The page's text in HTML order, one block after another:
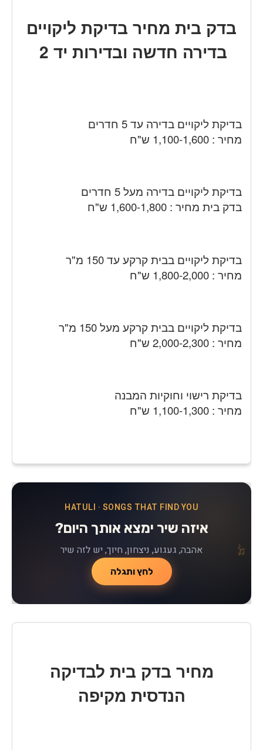
בדק בית מחיר בדיקת ליקויים
בדירה חדשה ובדירות יד 2
בדיקת ליקויים בדירה עד 5 חדרים
מחיר : 1,100-1,600 ש"ח
בדיקת ליקויים בדירה מעל 5 חדרים
בדק בית מחיר : 1,600-1,800 ש"ח
בדיקת ליקויים בבית קרקע עד 150 מ"ר
מחיר : 1,800-2,000 ש"ח
בדיקת ליקויים בבית קרקע מעל 150 מ"ר
מחיר : 2,000-2,300 ש"ח
בדיקת רישוי וחוקיות המבנה
מחיר : 1,100-1,300 ש"ח
♪
♫
♪
♫
HATULI · SONGS THAT FIND YOU
איזה שיר ימצא אותך היום?
אהבה, געגוע, ניצחון, חיוך, יש לזה שיר
לחץ ותגלה
מחיר בדק בית לבדיקה
הנדסית מקיפה